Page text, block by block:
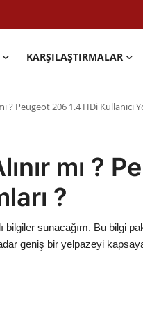
KARŞILAŞTIRMALAR
? Peugeot 206 1.4 HDi Kullanıcı
mı ?
?
sunacağım. Bu bilgi
geniş bir yelpazeyi